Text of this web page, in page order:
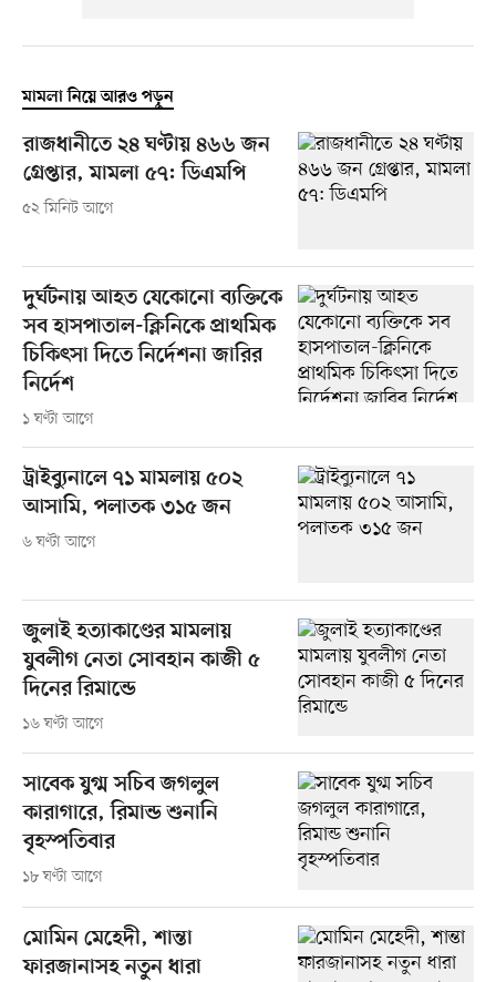
মামলা নিয়ে আরও পড়ুন
রাজধানীতে ২৪ ঘণ্টায় ৪৬৬ জন
গ্রেপ্তার, মামলা ৫৭: ডিএমপি
৫২ মিনিট আগে
দুর্ঘটনায় আহত যেকোনো ব্যক্তিকে
সব হাসপাতাল-ক্লিনিকে প্রাথমিক
চিকিৎসা দিতে নির্দেশনা জারির
নির্দেশ
১ ঘণ্টা আগে
ট্রাইব্যুনালে ৭১ মামলায় ৫০২
আসামি, পলাতক ৩১৫ জন
৬ ঘণ্টা আগে
জুলাই হত্যাকাণ্ডের মামলায়
যুবলীগ নেতা সোবহান কাজী ৫
দিনের রিমান্ডে
১৬ ঘণ্টা আগে
সাবেক যুগ্ম সচিব জগলুল
কারাগারে, রিমান্ড শুনানি
বৃহস্পতিবার
১৮ ঘণ্টা আগে
মোমিন মেহেদী, শান্তা
ফারজানাসহ নতুন ধারা